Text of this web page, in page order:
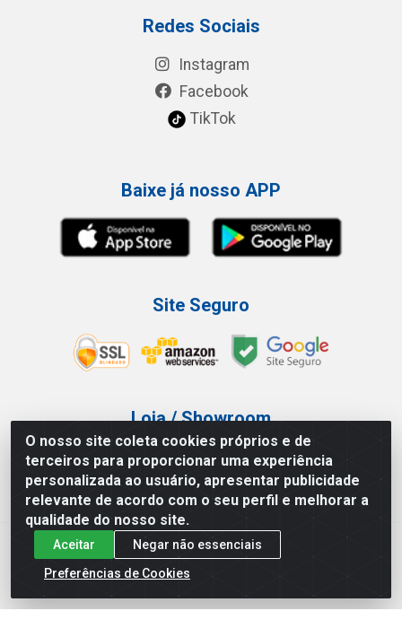
O nosso site coleta cookies próprios e de
terceiros para proporcionar uma experiência
personalizada ao usuário, apresentar publicidade
relevante de acordo com o seu perfil e melhorar a
qualidade do nosso site.
Aceitar
Negar não essenciais
Preferências de Cookies
Redes Sociais
Instagram
Facebook
TikTok
Baixe já nosso APP
Site Seguro
Loja / Showroom
Tel.: (11) 3227-0546
Av Vautier, 587/597 - Pari - São Paulo/SP
Atef Distribuidora LTDA - Av. Vautier, 585/597 - Pari - São
Paulo/SP - CEP 03.032-000 - CNPJ 27.717.135/0001-29